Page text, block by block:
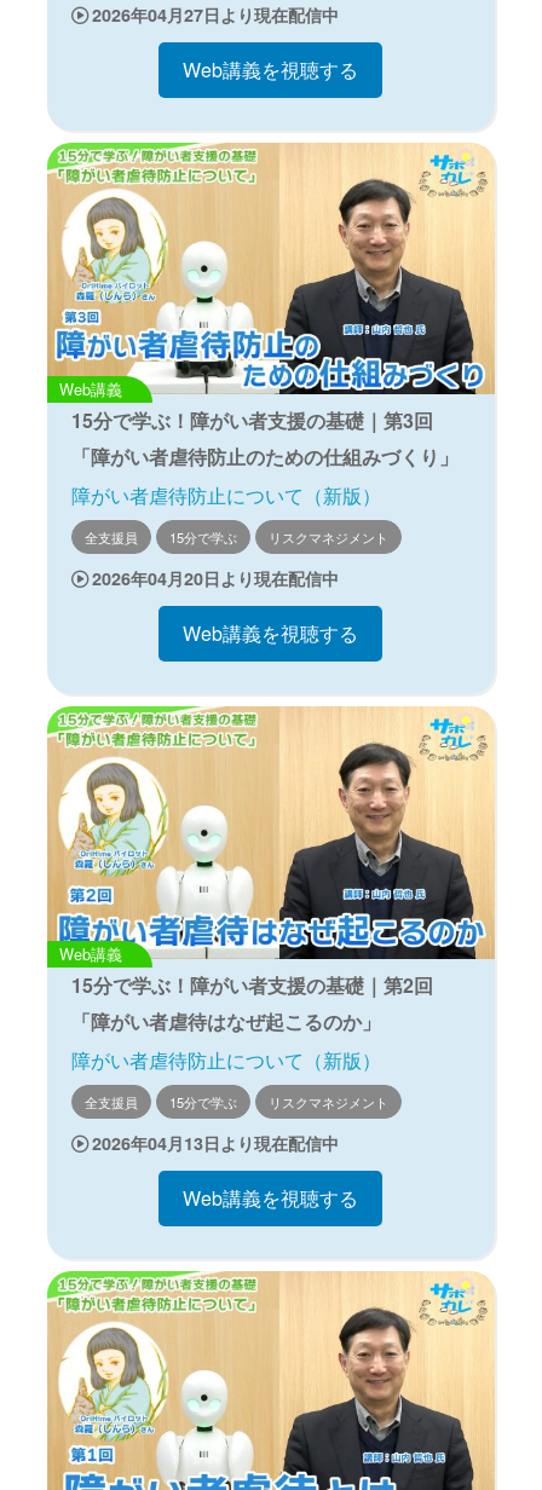
2026年04月27日より現在配信中
Web講義を視聴する
Web講義
15分で学ぶ！障がい者支援の基礎｜第3回
「障がい者虐待防止のための仕組みづくり」
障がい者虐待防止について（新版）
全支援員 15分で学ぶ リスクマネジメント
2026年04月20日より現在配信中
Web講義を視聴する
Web講義
15分で学ぶ！障がい者支援の基礎｜第2回
「障がい者虐待はなぜ起こるのか」
障がい者虐待防止について（新版）
全支援員 15分で学ぶ リスクマネジメント
2026年04月13日より現在配信中
Web講義を視聴する